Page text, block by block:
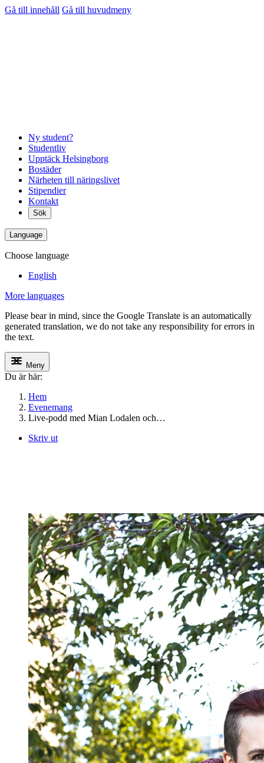
Gå till innehåll Gå till huvudmeny
Ny student?
Studentliv
Upptäck Helsingborg
Bostäder
Närheten till näringslivet
Stipendier
Kontakt
Sök
Language
Choose language
English
More languages
Please bear in mind, since the Google Translate is an automatically
generated translation, we do not take any responsibility for errors in
the text.
Meny
Du är här:
Hem
Evenemang
Live-podd med Mian Lodalen och…
Skriv ut